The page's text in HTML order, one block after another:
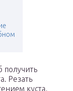
получить
Резать
куста,